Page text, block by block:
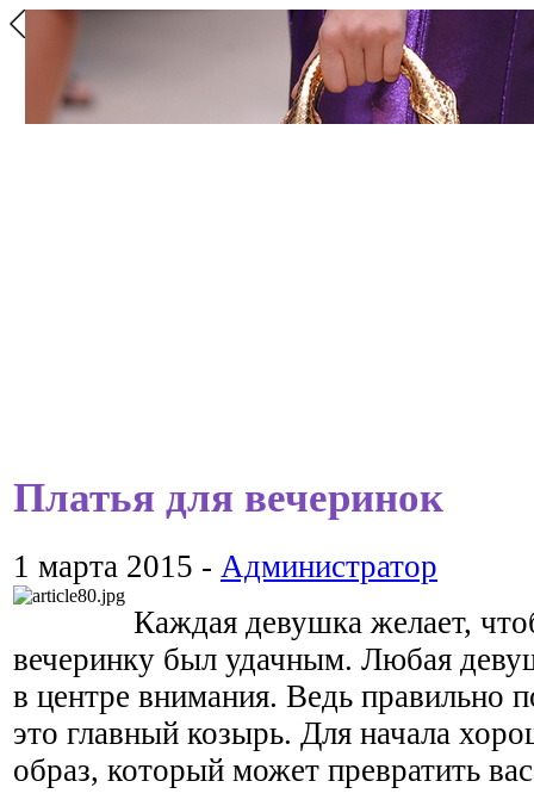
Платья для вечеринок
1 марта 2015 - Администратор
Каждая девушка желает,
вечеринку был удачным. Любая
в центре внимания. Ведь правильно
это главный козырь. Для начала
образ, который может превратить